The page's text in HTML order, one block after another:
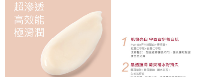
2.基於同意付款使用「大哥付你分期」之契約關係目的，商店將以您的個人
資料（包含姓名、電話或地址）提供予台灣大哥大進項蒐集、處理及利用，
由本公司與您本人進行分期帳單所需資料之確認、核對及更正。
3.完整用戶服務條款，請詳閱以下連結：
https://oppay.tw/userRule
後付繳納相關費用。
※ 交易是否成功請以「AFTEE先享後付 」之結帳頁面顯示為準，若有關於
是否繳費成功／繳費後需取消欲退款等相關疑問，請聯繫「AFTEE先享後付
客戶支援中心」
https://netprotections.freshdesk.com/support/home
【注意事項】
１．透過由恩沛科技股份有限公司提供之「AFTEE先享後付」服務完成之交
易，需依本服務之必要範圍內提供個人資料，並將交易相關給付款項請求債
權轉讓予恩沛科技股份有限公司。
付款後萊爾富取貨
每筆NT$80，滿NT$599(含以上)免運費
7-11取貨付款
每筆NT$80，滿NT$599(含以上)免運費